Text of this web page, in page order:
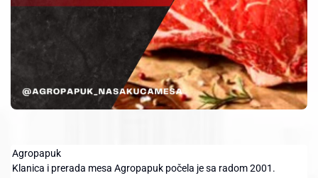
Agropapuk
Klanica i prerada mesa Agropapuk počela je sa radom 2001.